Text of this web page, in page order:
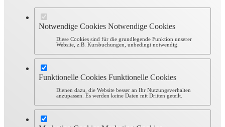
Notwendige Cookies Notwendige Cookies
Diese Cookies sind für die grundlegende Funktion unserer
Website, z.B. Kursbuchungen, unbedingt notwendig.
Funktionelle Cookies Funktionelle Cookies
Dienen dazu, die Website besser an Ihr Nutzungsverhalten
anzupassen. Es werden keine Daten mit Dritten geteilt.